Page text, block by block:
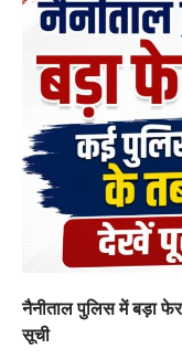
नैनीताल पुलिस में बड़ा
सूची